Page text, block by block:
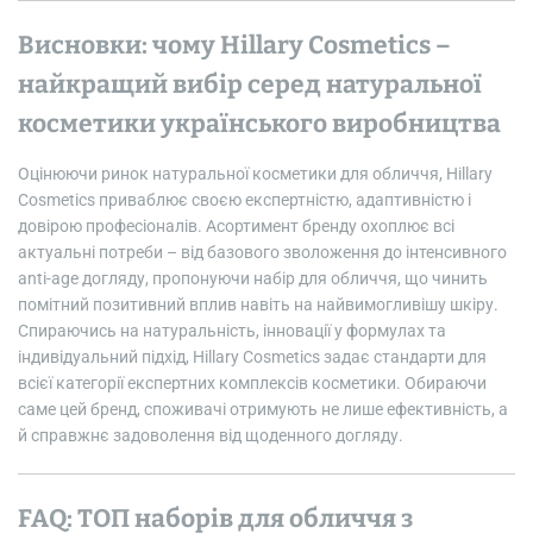
Висновки: чому Hillary Cosmetics –
найкращий вибір серед натуральної
косметики українського виробництва
Оцінюючи ринок натуральної косметики для обличчя, Hillary
Cosmetics приваблює своєю експертністю, адаптивністю і
довірою професіоналів. Асортимент бренду охоплює всі
актуальні потреби – від базового зволоження до інтенсивного
anti-age догляду, пропонуючи набір для обличчя, що чинить
помітний позитивний вплив навіть на найвимогливішу шкіру.
Спираючись на натуральність, інновації у формулах та
індивідуальний підхід, Hillary Cosmetics задає стандарти для
всієї категорії експертних комплексів косметики. Обираючи
саме цей бренд, споживачі отримують не лише ефективність, а
й справжнє задоволення від щоденного догляду.
FAQ: ТОП наборів для обличчя з